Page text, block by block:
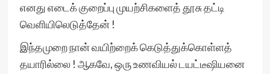
எனது எடைக் குறைப்பு முயற்சிகளைத் தூசு தட்டி
வெளியிலெடுத்தேன் !
இந்தமுறை நான் வயிற்றைக் கெடுத்துக்கொள்ளத்
தயாரில்லை ! ஆகவே, ஒரு உணவியல் டயட்டீஷியனை